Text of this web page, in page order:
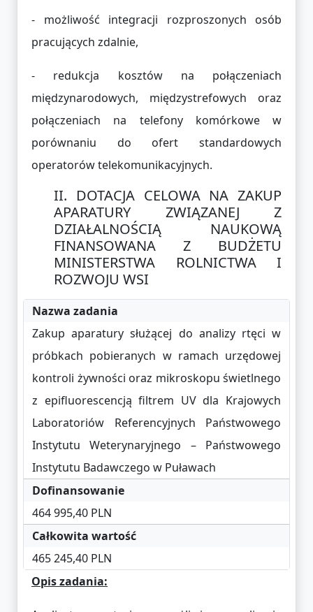
- możliwość integracji rozproszonych osób
pracujących zdalnie,
- redukcja kosztów na połączeniach
międzynarodowych, międzystrefowych oraz
połączeniach na telefony komórkowe w
porównaniu do ofert standardowych
operatorów telekomunikacyjnych.
DOTACJA CELOWA NA ZAKUP
APARATURY ZWIĄZANEJ Z
DZIAŁALNOŚCIĄ NAUKOWĄ
FINANSOWANA Z BUDŻETU
MINISTERSTWA ROLNICTWA I
ROZWOJU WSI
Nazwa zadania
Zakup aparatury służącej do analizy rtęci w
próbkach pobieranych w ramach urzędowej
kontroli żywności oraz mikroskopu świetlnego
z epifluorescencją filtrem UV dla Krajowych
Laboratoriów Referencyjnych Państwowego
Instytutu Weterynaryjnego – Państwowego
Instytutu Badawczego w Puławach
Dofinansowanie
464 995,40 PLN
Całkowita wartość
465 245,40 PLN
Opis zadania: